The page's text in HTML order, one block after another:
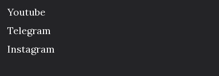
Youtube
Telegram
Instagram